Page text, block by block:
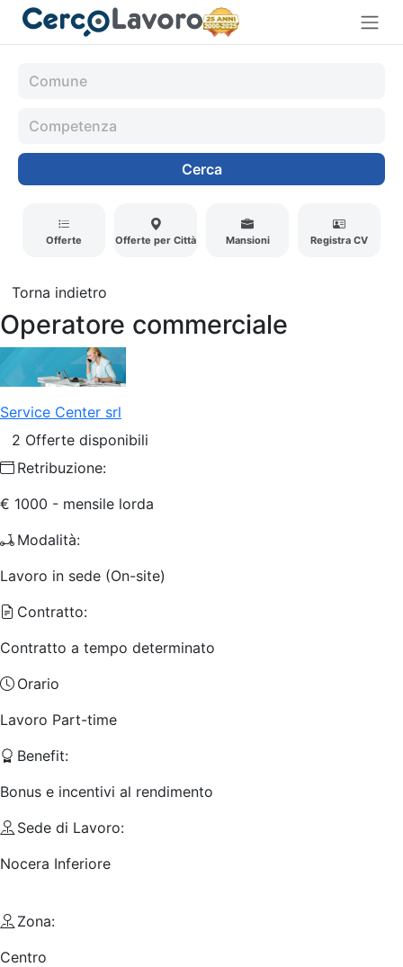
Cerca
Offerte Offerte per Città Mansioni Registra CV
Torna indietro
Operatore commerciale
Service Center srl
2 Offerte disponibili
Retribuzione:
€ 1000 - mensile lorda
Modalità:
Lavoro in sede (On-site)
Contratto:
Contratto a tempo determinato
Orario
Lavoro Part-time
Benefit:
Bonus e incentivi al rendimento
Sede di Lavoro:
Nocera Inferiore
Zona:
Centro